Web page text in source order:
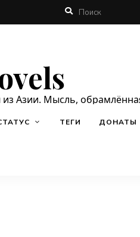
Азии. Мысль,
ТЕГИ ДОНАТЫ